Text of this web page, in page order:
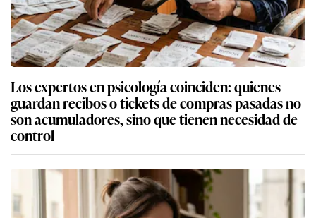
Los expertos en psicología coinciden: quienes
guardan recibos o tickets de compras pasadas no
son acumuladores, sino que tienen necesidad de
control